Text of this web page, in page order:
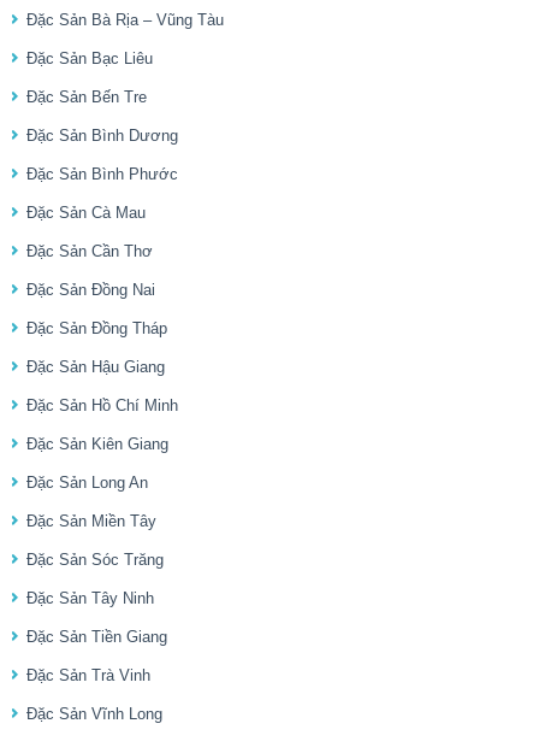
Đặc Sản Bà Rịa – Vũng Tàu
Đặc Sản Bạc Liêu
Đặc Sản Bến Tre
Đặc Sản Bình Dương
Đặc Sản Bình Phước
Đặc Sản Cà Mau
Đặc Sản Cần Thơ
Đặc Sản Đồng Nai
Đặc Sản Đồng Tháp
Đặc Sản Hậu Giang
Đặc Sản Hồ Chí Minh
Đặc Sản Kiên Giang
Đặc Sản Long An
Đặc Sản Miền Tây
Đặc Sản Sóc Trăng
Đặc Sản Tây Ninh
Đặc Sản Tiền Giang
Đặc Sản Trà Vinh
Đặc Sản Vĩnh Long